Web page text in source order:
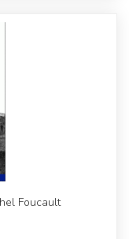
Foucault